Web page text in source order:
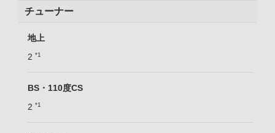
チューナー
地上
2 *1
BS・110度CS
2 *1